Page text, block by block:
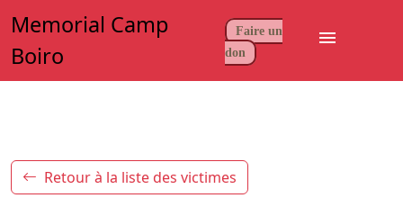
Memorial Camp
Boiro
Faire un
don
menu
Retour à la liste des victimes